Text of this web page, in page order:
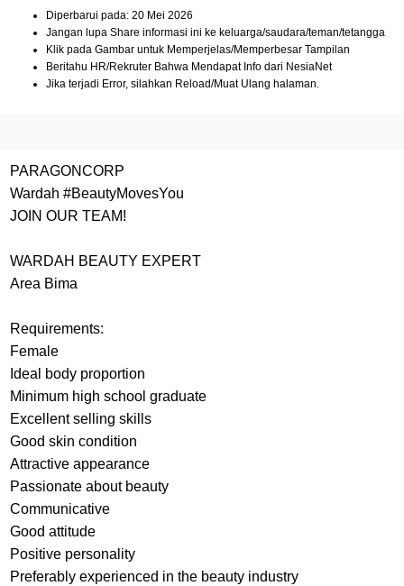
Diperbarui pada: 20 Mei 2026
Jangan lupa Share informasi ini ke keluarga/saudara/teman/tetangga
Klik pada Gambar untuk Memperjelas/Memperbesar Tampilan
Beritahu HR/Rekruter Bahwa Mendapat Info dari NesiaNet
Jika terjadi Error, silahkan Reload/Muat Ulang halaman.
PARAGONCORP
Wardah #BeautyMovesYou
JOIN OUR TEAM!
WARDAH BEAUTY EXPERT
Area Bima
Requirements:
Female
Ideal body proportion
Minimum high school graduate
Excellent selling skills
Good skin condition
Attractive appearance
Passionate about beauty
Communicative
Good attitude
Positive personality
Preferably experienced in the beauty industry